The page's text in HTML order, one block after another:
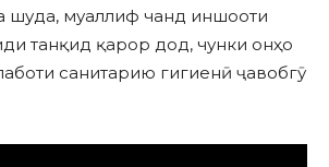
шуда, муаллиф чанд иншооти
танқид қарор дод, чунки онҳо
санитарию гигиенӣ ҷавобгӯ